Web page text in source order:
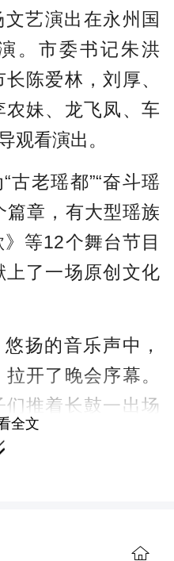
文艺演出在永州国
。市委书记朱洪
陈爱林，刘厚、
妹、龙飞凤、车
观看演出。
古老瑶都”“奋斗瑶
篇章，有大型瑶族
等12个舞台节目
了一场原创文化
扬的音乐声中，
开了晚会序幕。
推着长鼓一出场
情，她们翩跹起
文化记忆和真挚
全文